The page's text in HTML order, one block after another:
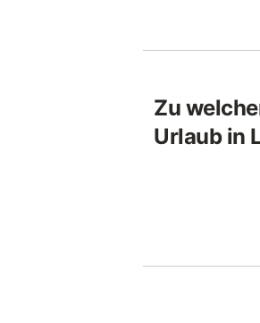
Zu
Urlaub in